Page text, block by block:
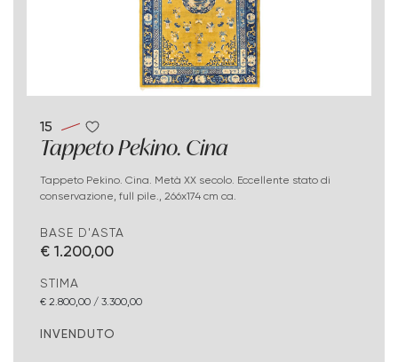
15
Tappeto Pekino. Cina
Tappeto Pekino. Cina. Metà XX secolo. Eccellente stato di
conservazione, full pile., 266x174 cm ca.
BASE D'ASTA
€ 1.200,00
STIMA
€ 2.800,00 / 3.300,00
INVENDUTO